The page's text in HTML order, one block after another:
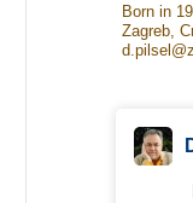
Born in
Zagreb,